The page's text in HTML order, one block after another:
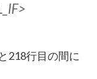
218行目の間に